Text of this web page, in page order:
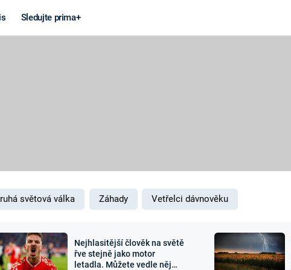
Sledujte prima+
MARS
Záhady a
Zajímavosti
světová válka Záhady Vetřelci dávnověku
Nejhlasitější člověk na světě
řve stejně jako motor
letadla. Můžete vedle něj